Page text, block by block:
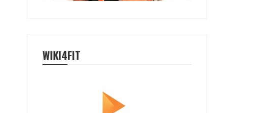
WIKI4FIT